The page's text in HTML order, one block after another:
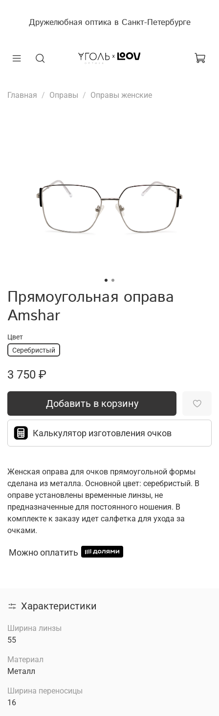
Дружелюбная оптика в Санкт-Петербурге
Главная Оправы Оправы женские
Прямоугольная оправа
Amshar
Цвет
Серебристый
3 750 ₽
Добавить в корзину
Калькулятор изготовления очков
Женская оправа для очков прямоугольной формы
сделана из металла. Основной цвет: серебристый. В
оправе установлены временные линзы, не
предназначенные для постоянного ношения. В
комплекте к заказу идет салфетка для ухода за
очками.
Можно оплатить
Характеристики
Ширина линзы
55
Материал
Металл
Ширина переносицы
16